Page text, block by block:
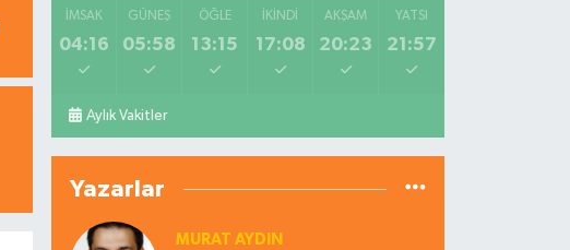
İMSAK
04:16
GÜNEŞ
05:58
ÖĞLE
13:15
İKINDI
17:08
AKŞAM
20:23
YATSI
21:57
Aylık Vakitler
Yazarlar
MURAT AYDIN